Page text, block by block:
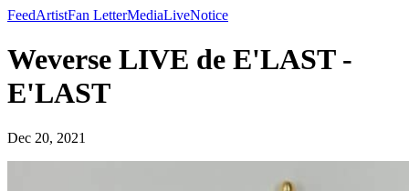
FeedArtistFan LetterMediaLiveNotice
Weverse LIVE de E'LAST -
E'LAST
Dec 20, 2021